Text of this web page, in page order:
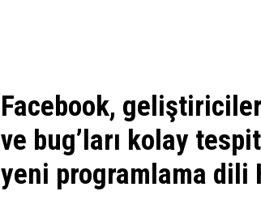
Facebook,
ve bug’ları kolay
yeni programlama dili